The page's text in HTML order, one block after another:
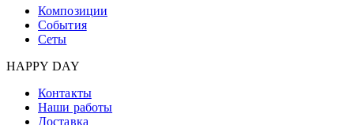
Композиции
События
Сеты
HAPPY DAY
Контакты
Наши работы
Доставка